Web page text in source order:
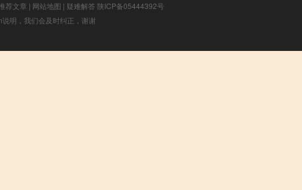
荐文章 | 网站地图 | 疑难解答 陕ICP备05444392号
明，我们会及时纠正，谢谢